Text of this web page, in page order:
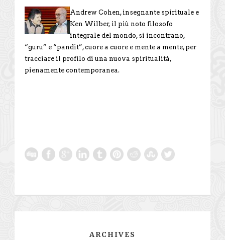
Andrew Cohen, insegnante spirituale e
Ken Wilber, il più noto filosofo
integrale del mondo, si incontrano,
“guru” e “pandit”, cuore a cuore e mente a mente, per
tracciare il profilo di una nuova spiritualità,
pienamente contemporanea.
ARCHIVES